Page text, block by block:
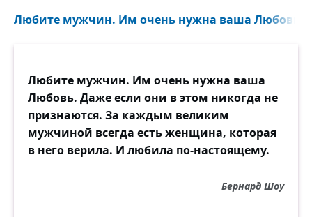
Любите мужчин. Им очень нужна ваша Любовь.
Любите мужчин. Им очень нужна ваша
Любовь. Даже если они в этом никогда не
признаются. За каждым великим
мужчиной всегда есть женщина, которая
в него верила. И любила по-настоящему.
Бернард Шоу